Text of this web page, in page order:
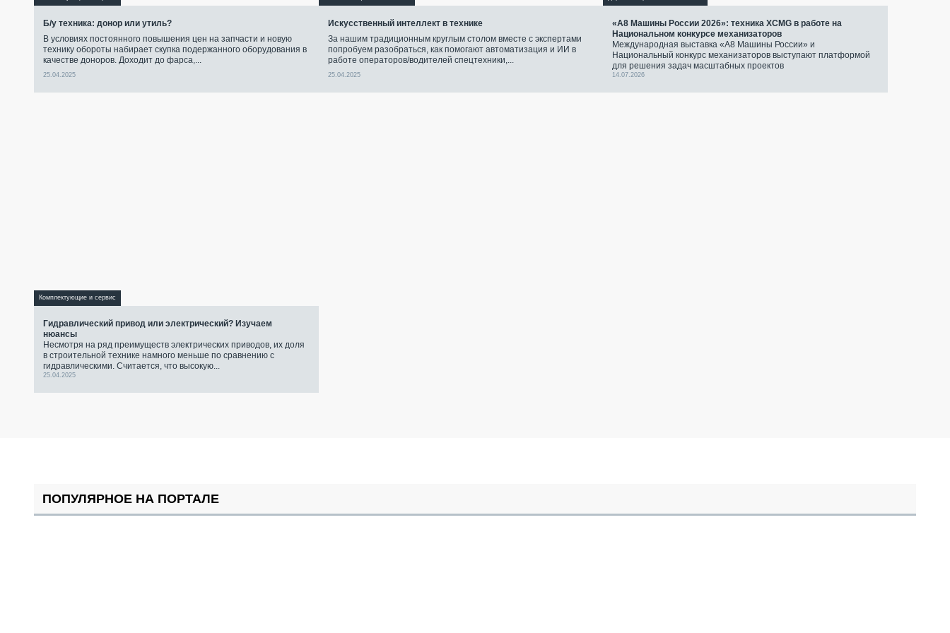
Б/у техника: донор или утиль?
В условиях постоянного повышения цен на запчасти и новую
технику обороты набирает скупка подержанного оборудования в
качестве доноров. Доходит до фарса,...
25.04.2025
Искусственный интеллект в технике
За нашим традиционным круглым столом вместе с экспертами
попробуем разобраться, как помогают автоматизация и ИИ в
работе операторов/водителей спецтехники,...
25.04.2025
«А8 Машины России 2026»: техника XCMG в работе на
Национальном конкурсе механизаторов
Международная выставка «А8 Машины России» и
Национальный конкурс механизаторов выступают платформой
для решения задач масштабных проектов
14.07.2026
Комплектующие и сервис
Гидравлический привод или электрический? Изучаем
нюансы
Несмотря на ряд преимуществ электрических приводов, их доля
в строительной технике намного меньше по сравнению с
гидравлическими. Считается, что высокую...
25.04.2025
ПОПУЛЯРНОЕ НА ПОРТАЛЕ